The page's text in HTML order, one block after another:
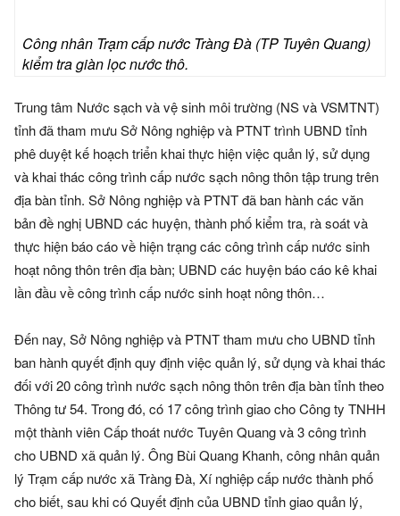
Công nhân Trạm cấp nước Tràng Đà (TP Tuyên Quang)
kiểm tra giàn lọc nước thô.
Trung tâm Nước sạch và vệ sinh môi trường (NS và VSMTNT)
tỉnh đã tham mưu Sở Nông nghiệp và PTNT trình UBND tỉnh
phê duyệt kế hoạch triển khai thực hiện việc quản lý, sử dụng
và khai thác công trình cấp nước sạch nông thôn tập trung trên
địa bàn tỉnh. Sở Nông nghiệp và PTNT đã ban hành các văn
bản đề nghị UBND các huyện, thành phố kiểm tra, rà soát và
thực hiện báo cáo về hiện trạng các công trình cấp nước sinh
hoạt nông thôn trên địa bàn; UBND các huyện báo cáo kê khai
lần đầu về công trình cấp nước sinh hoạt nông thôn…
Đến nay, Sở Nông nghiệp và PTNT tham mưu cho UBND tỉnh
ban hành quyết định quy định việc quản lý, sử dụng và khai thác
đối với 20 công trình nước sạch nông thôn trên địa bàn tỉnh theo
Thông tư 54. Trong đó, có 17 công trình giao cho Công ty TNHH
một thành viên Cấp thoát nước Tuyên Quang và 3 công trình
cho UBND xã quản lý. Ông Bùi Quang Khanh, công nhân quản
lý Trạm cấp nước xã Tràng Đà, Xí nghiệp cấp nước thành phố
cho biết, sau khi có Quyết định của UBND tỉnh giao quản lý,